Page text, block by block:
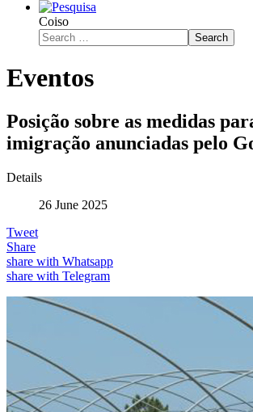
Coiso
Search
Eventos
Posição sobre as medidas
imigração anunciadas pelo
Details
26 June 2025
Tweet
Share
share with Whatsapp
share with Telegram